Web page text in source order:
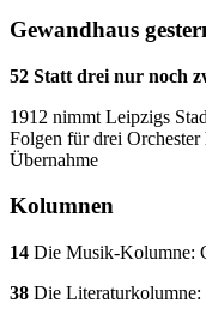
Gewandhaus
52 Statt drei nur noch
1912 nimmt Leipzigs
Folgen für drei
Übernahme
Kolumnen
14 Die Musik-Kolumne:
38 Die